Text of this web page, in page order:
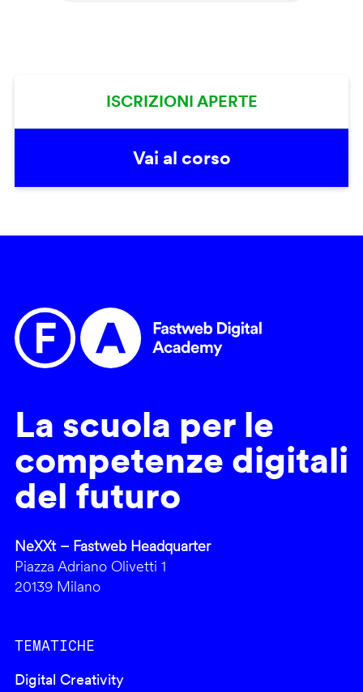
ISCRIZIONI APERTE
Vai al corso
La scuola per le
competenze digitali
del futuro
NeXXt – Fastweb Headquarter
Piazza Adriano Olivetti 1
20139 Milano
TEMATICHE
Digital Creativity